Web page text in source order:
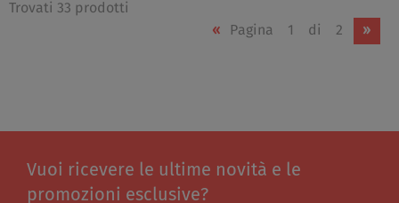
Trovati 33 prodotti
« Pagina 1 di 2 »
Vuoi ricevere le ultime novità e le
promozioni esclusive?